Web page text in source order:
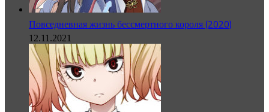
Повседневная жизнь бессмертного короля (2020)
12.11.2021